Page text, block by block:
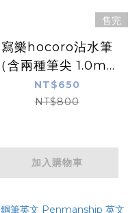
售完
￼寫樂hocoro沾水筆
（含兩種筆尖 1.0mm
與細字）｜日本sailor
NT$650
NT$800
加入購物車